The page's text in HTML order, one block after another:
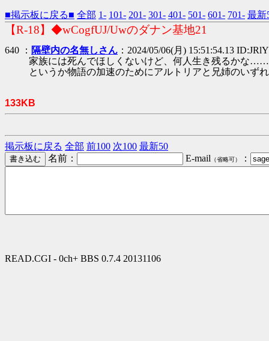
■掲示板に戻る■ 全部 1- 101- 201- 301- 401- 501- 601- 701- 最新
【R-18】◆wCogfUJ/Uwのダナン基地21
640 ： 隔壁内の名無しさん ：2024/05/06(月) 15:51:54.13
家族には死んでほしくないけど、何人生き残るかな……
というか物語の加速のためにアルトリアと兄姉のいず
133KB
掲示板に戻る 全部 前100 次100 最新50
名前：
E-mail （省略可） ：
READ.CGI - 0ch+ BBS 0.7.4 20131106